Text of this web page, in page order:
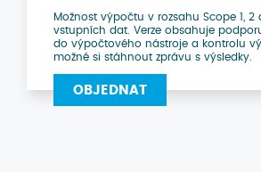
Možnost výpočtu v rozsahu Scope 1, 2
vstupních dat. Verze obsahuje
do výpočtového nástroje a kontrolu
možné si stáhnout zprávu s výsledky.
OBJEDNAT